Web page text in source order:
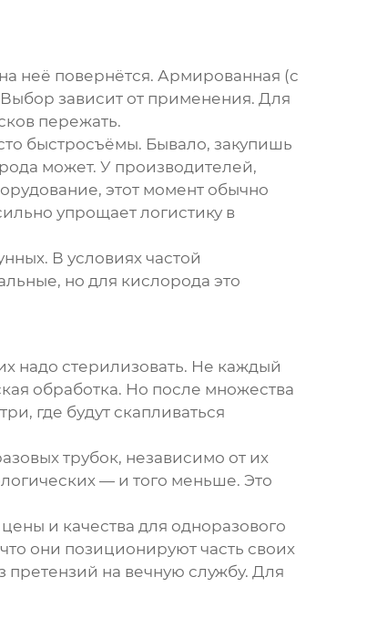
неё повернётся. Армированная (с
зависит от применения. Для
пережать.
быстросъёмы. Бывало, закупишь
может. У производителей,
, этот момент обычно
упрощает логистику в
В условиях частой
но для кислорода это
надо стерилизовать. Не каждый
обработка. Но после множества
где будут скапливаться
трубок, независимо от их
— и того меньше. Это
и качества для одноразового
они позиционируют часть своих
претензий на вечную службу. Для